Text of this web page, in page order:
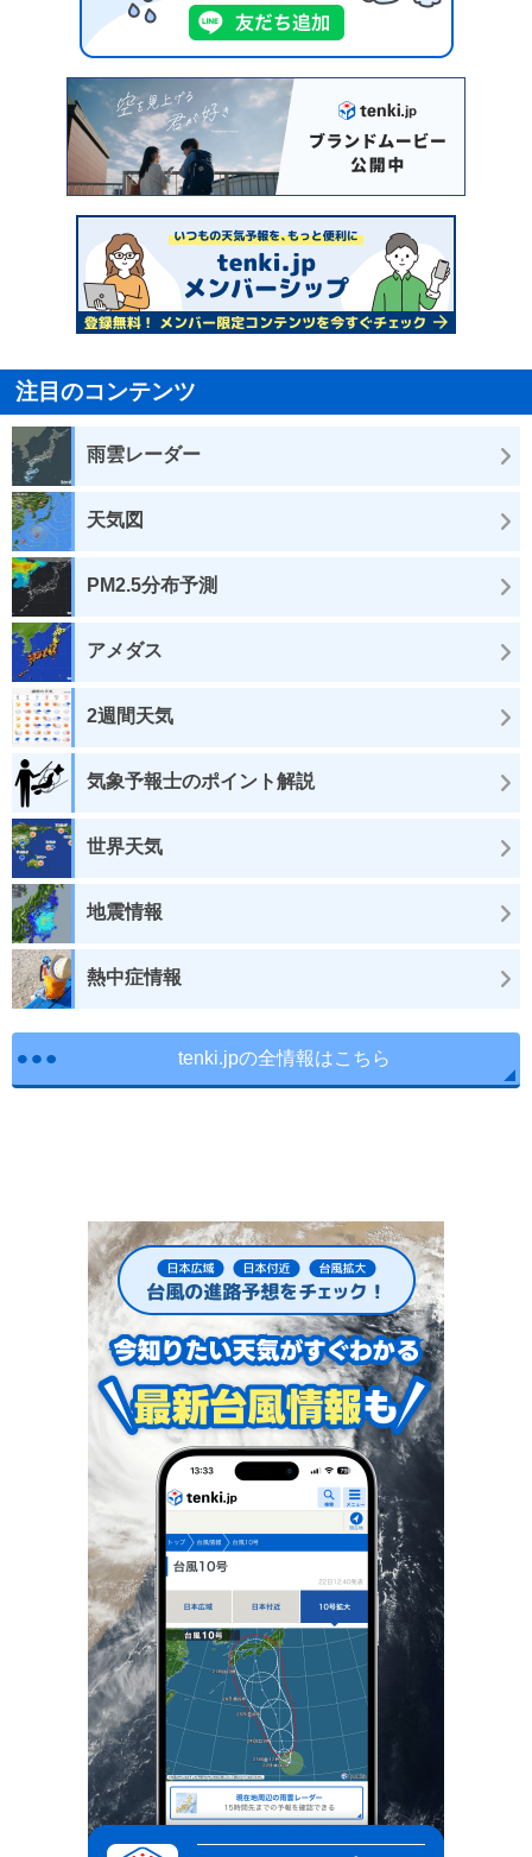
注目のコンテンツ
雨雲レーダー
天気図
PM2.5分布予測
アメダス
2週間天気
気象予報士のポイント解説
世界天気
地震情報
熱中症情報
tenki.jpの全情報はこちら